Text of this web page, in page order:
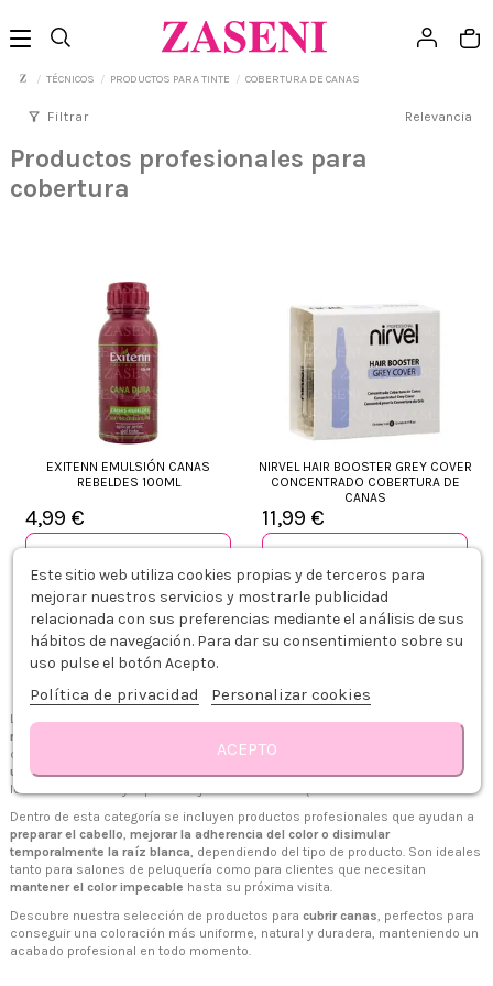
TÉCNICOS PRODUCTOS PARA TINTE COBERTURA DE CANAS
filter_alt Filtrar Relevancia
Productos profesionales para
cobertura
EXITENN EMULSIÓN CANAS
REBELDES 100ML
4,99 €
NIRVEL HAIR BOOSTER GREY COVER
CONCENTRADO COBERTURA DE
CANAS
11,99 €
Mostrando 1 - 2 de 2 articulos
Los productos para
reforzar o facilitar la cobertura del cabello blanco
coloración. Son una herramienta muy útil para conseguir
uniformes
localizadas de mayor porcentaje de cana o retoques entre coloraciones.
Dentro de esta categoría se incluyen productos profesionales que ayudan a
preparar el cabello, mejorar la adherencia del color o disimular
temporalmente la raíz blanca, dependiendo del tipo de producto. Son ideales
tanto para salones de peluquería como para clientes que necesitan
mantener el color impecable hasta su próxima visita.
Descubre nuestra selección de productos para cubrir canas, perfectos para
conseguir una coloración más uniforme, natural y duradera, manteniendo un
acabado profesional en todo momento.
+34 968 06 63 44
L-V 10:00 - 14:00
+34 601 27 80 18
contacto@zaseni.com
Este sitio web utiliza cookies propias y de terceros para
mejorar nuestros servicios y mostrarle publicidad
relacionada con sus preferencias mediante el análisis de sus
hábitos de navegación. Para dar su consentimiento sobre su
uso pulse el botón Acepto.
Política de privacidad Personalizar cookies
ACEPTO